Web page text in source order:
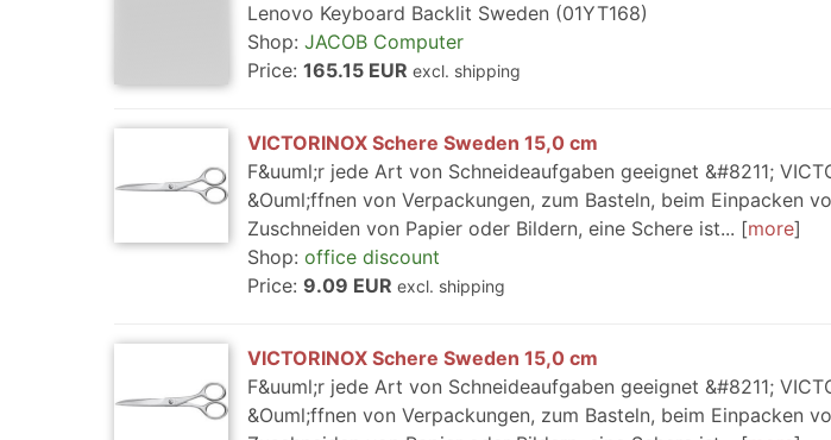
Lenovo Keyboard Backlit Sweden (01YT168)
Shop: JACOB Computer
Price: 165.15 EUR excl. shipping
VICTORINOX Schere Sweden 15,0 cm
F&uuml;r jede Art von Schneideaufgaben geeignet &#8211;
&Ouml;ffnen von Verpackungen, zum Basteln, beim Einpacken
Zuschneiden von Papier oder Bildern, eine Schere ist...
more
Shop: office discount
Price: 9.09 EUR excl. shipping
VICTORINOX Schere Sweden 15,0 cm
F&uuml;r jede Art von Schneideaufgaben geeignet &#8211;
&Ouml;ffnen von Verpackungen, zum Basteln, beim Einpacken